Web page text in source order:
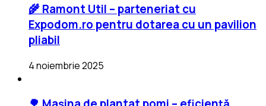
🌾 Ramont Util – parteneriat cu
Expodom.ro pentru dotarea cu un pavilion
pliabil
4 noiembrie 2025